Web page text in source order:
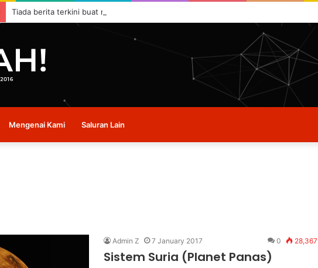
Tiada berita terkini buat masa ini.
Mengenai Kami Saluran Lain
Admin Z 7 January 2017 0 28,367
Sistem Suria (Planet Panas)